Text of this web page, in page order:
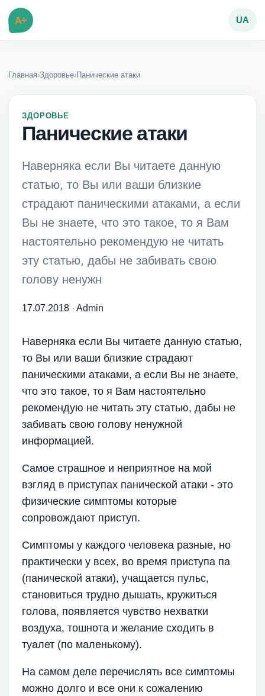
A+ UA
Главная›Здоровье›Панические атаки
ЗДОРОВЬЕ
Панические атаки
Наверняка если Вы читаете данную
статью, то Вы или ваши близкие
страдают паническими атаками, а если
Вы не знаете, что это такое, то я Вам
настоятельно рекомендую не читать
эту статью, дабы не забивать свою
голову ненужн
17.07.2018 ·Admin
Наверняка если Вы читаете данную статью,
то Вы или ваши близкие страдают
паническими атаками, а если Вы не знаете,
что это такое, то я Вам настоятельно
рекомендую не читать эту статью, дабы не
забивать свою голову ненужной
информацией.
Самое страшное и неприятное на мой
взгляд в приступах панической атаки - это
физические симптомы которые
сопровождают приступ.
Симптомы у каждого человека разные, но
практически у всех, во время приступа па
(панической атаки), учащается пульс,
становиться трудно дышать, кружиться
голова, появляется чувство нехватки
воздуха, тошнота и желание сходить в
туалет (по маленькому).
На самом деле перечислять все симптомы
можно долго и все они к сожалению